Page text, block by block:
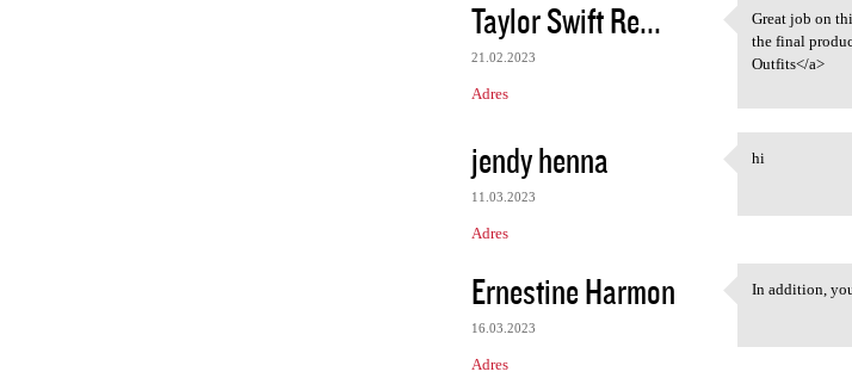
Taylor Swift Re...
21.02.2023
Adres
Great job
Great job on
the final
Outfits</a>
jendy henna
11.03.2023
Adres
hi
Ernestine Harmon
16.03.2023
Adres
In addition,
In addition,